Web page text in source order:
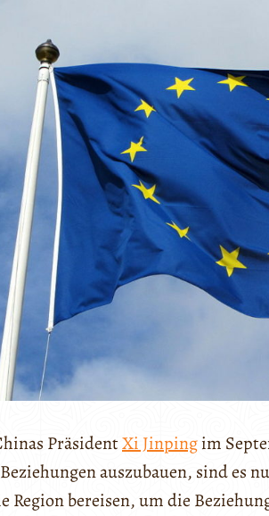
PräsidentXi Jinpingim
auszubauen, sind es
Region bereisen, um die